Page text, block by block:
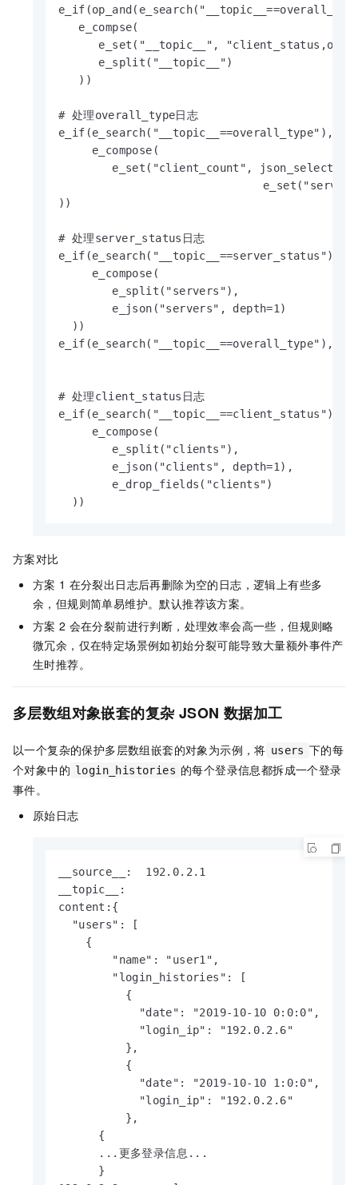
   e_compse(
e_set("__topic__",
      e_split("__topic__")
   ))
# 处理overall_type日志
e_if(e_search("__topic__==overall_type"),
     e_compose(
e_set("client_count",
))
# 处理server_status日志
e_if(e_search("__topic__==server_status"),
     e_compose(
        e_split("servers"),
        e_json("servers", depth=1)
  ))
e_if(e_search("__topic__==overall_type"),
# 处理client_status日志
e_if(e_search("__topic__==client_status"),
     e_compose(
        e_split("clients"),
        e_json("clients", depth=1),
        e_drop_fields("clients")
  ))
方案对比
方案 1 在分裂出日志后再删除为空的日志，逻辑上有些多
余，但规则简单易维护。默认推荐该方案。
方案 2 会在分裂前进行判断，处理效率会高一些，但规则略
微冗余，仅在特定场景例如初始分裂可能导致大量额外事件产
生时推荐。
多层数组对象嵌套的复杂 JSON 数据加工
以一个复杂的保护多层数组嵌套的对象为示例，将 users 下的每
个对象中的 login_histories 的每个登录信息都拆成一个登录
事件。
原始日志
__source__:  192.0.2.1
__topic__:
content:{
  "users": [
    {
        "name": "user1",
        "login_histories": [
          {
            "date": "2019-10-10 0:0:0",
            "login_ip": "192.0.2.6"
          },
          {
            "date": "2019-10-10 1:0:0",
            "login_ip": "192.0.2.6"
          },
      {
      ...更多登录信息...
      }